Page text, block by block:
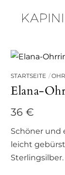
STARTSEITE
Elana-
36€
Schöner und
leicht
Sterlingsilber.